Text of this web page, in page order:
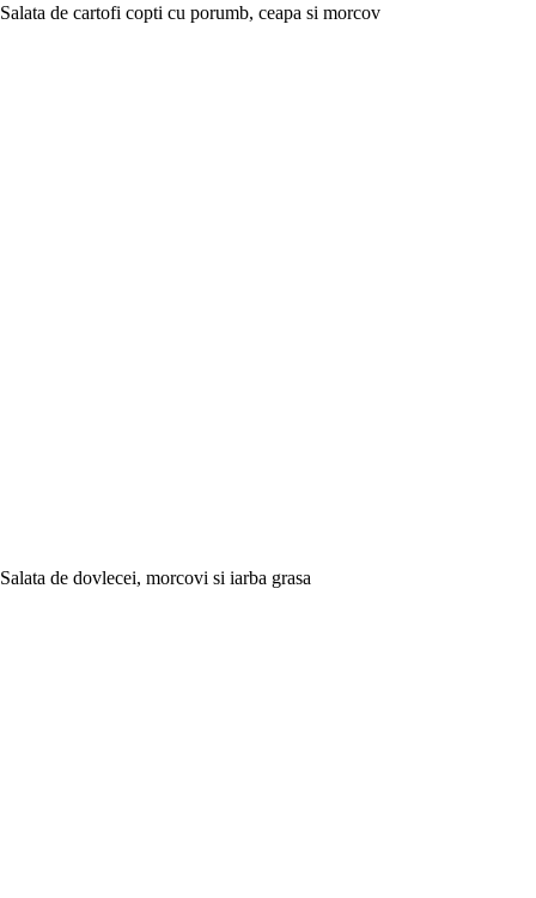
Salata de cartofi copti cu porumb, ceapa si morcov
Salata de dovlecei, morcovi si iarba grasa